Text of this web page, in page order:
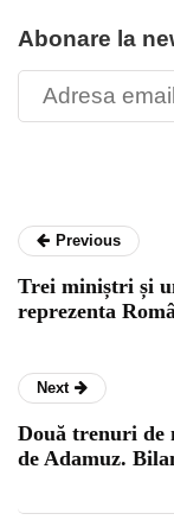
Abonare la
Previous
Trei miniștri și
reprezenta
Next
Două trenuri de
de Adamuz.